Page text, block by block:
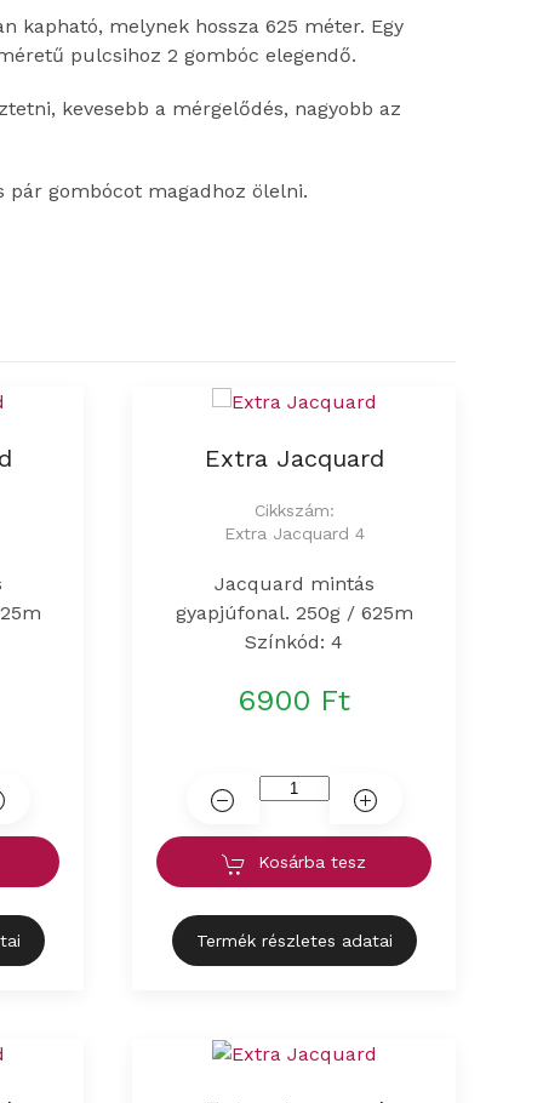
kapható, melynek hossza 625 méter. Egy
pulcsihoz 2 gombóc elegendő.
kevesebb a mérgelődés, nagyobb az
pár gombócot magadhoz ölelni.
Extra Jacquard
Cikkszám:
Extra Jacquard 4
Jacquard mintás
gyapjúfonal. 250g / 625m
Színkód: 4
6900 Ft
Kosárba tesz
Termék részletes adatai